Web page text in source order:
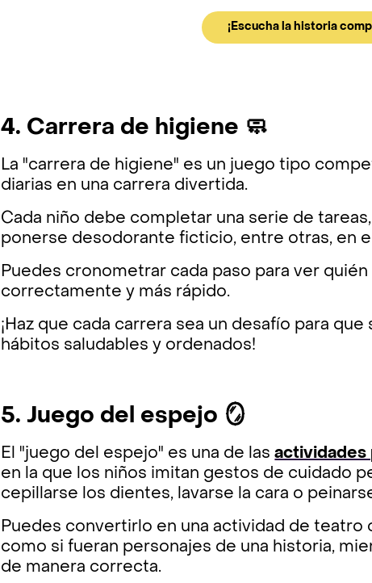
¡Escucha la historia
4. Carrera de higiene 🧼
La "carrera de higiene" es un juego tipo
diarias en una carrera divertida.
Cada niño debe completar una serie de
ponerse desodorante ficticio, entre otras, en
Puedes cronometrar cada paso para ver
correctamente y más rápido.
¡Haz que cada carrera sea un desafío para
hábitos saludables y ordenados!
5. Juego del espejo 🪞
El "juego del espejo" es una de lasactividades
en la que los niños imitan gestos de cuidado
cepillarse los dientes, lavarse la cara o
Puedes convertirlo en una actividad de teatro
como si fueran personajes de una historia,
de manera correcta.